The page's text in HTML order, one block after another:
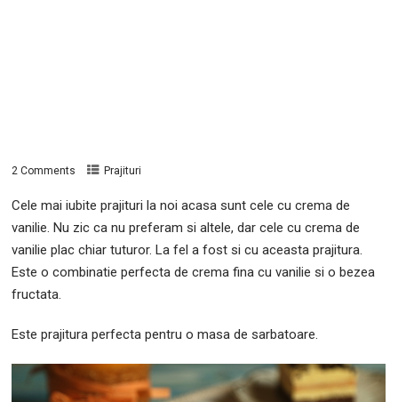
2 Comments Prajituri
Cele mai iubite prajituri la noi acasa sunt cele cu crema de
vanilie. Nu zic ca nu preferam si altele, dar cele cu crema de
vanilie plac chiar tuturor. La fel a fost si cu aceasta prajitura.
Este o combinatie perfecta de crema fina cu vanilie si o bezea
fructata.
Este prajitura perfecta pentru o masa de sarbatoare.